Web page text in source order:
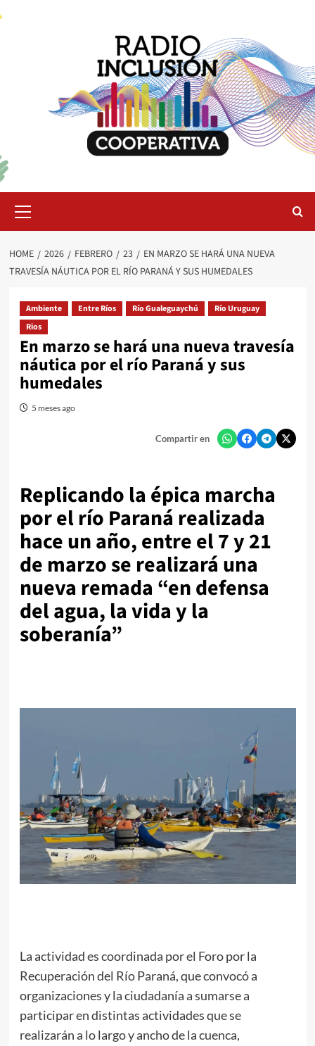
Menu
HOME 2026 FEBRERO 23
EN MARZO SE HARÁ UNA NUEVA
TRAVESÍA NÁUTICA POR EL RÍO PARANÁ Y SUS HUMEDALES
Ambiente Entre Ríos Río Gualeguaychú
Río Uruguay
Rios
En marzo se hará una nueva travesía
náutica por el río Paraná y sus
humedales
5 meses ago
Compartir en
Replicando la épica marcha
por el río Paraná realizada
hace un año, entre el 7 y 21
de marzo se realizará una
nueva remada “en defensa
del agua, la vida y la
soberanía”
La actividad es coordinada por el Foro por la
Recuperación del Río Paraná, que convocó a
organizaciones y la ciudadanía a sumarse a
participar en distintas actividades que se
realizarán a lo largo y ancho de la cuenca,